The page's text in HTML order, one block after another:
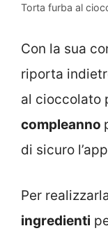
Torta furba al
Con la sua
riporta
al cioccolato
compleanno
di sicuro
Per
ingredienti